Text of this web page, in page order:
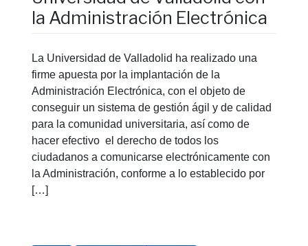
la Administración Electrónica
La Universidad de Valladolid ha realizado una
firme apuesta por la implantación de la
Administración Electrónica, con el objeto de
conseguir un sistema de gestión ágil y de calidad
para la comunidad universitaria, así como de
hacer efectivo el derecho de todos los
ciudadanos a comunicarse electrónicamente con
la Administración, conforme a lo establecido por
[…]